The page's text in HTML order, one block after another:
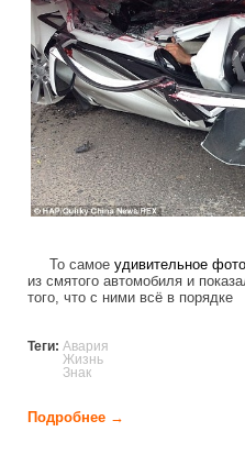
То самое удивительное фото
из смятого автомобиля и
того, что с ними всё в порядке
Теги: Авария
Жизнь
Знак
Подробнее →